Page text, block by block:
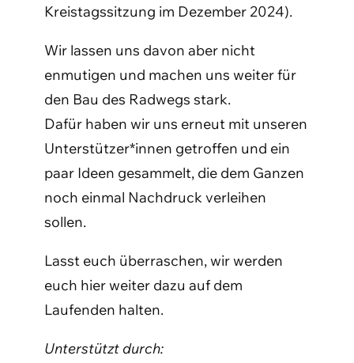
Kreistagssitzung im Dezember 2024).
Wir lassen uns davon aber nicht
enmutigen und machen uns weiter für
den Bau des Radwegs stark.
Dafür haben wir uns erneut mit unseren
Unterstützer*innen getroffen und ein
paar Ideen gesammelt, die dem Ganzen
noch einmal Nachdruck verleihen
sollen.
Lasst euch überraschen, wir werden
euch hier weiter dazu auf dem
Laufenden halten.
Unterstützt durch: